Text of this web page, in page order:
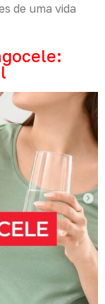
de uma vida